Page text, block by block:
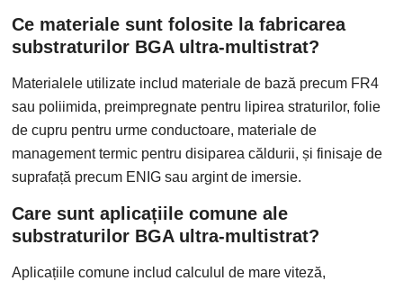
Ce materiale sunt folosite la fabricarea
substraturilor BGA ultra-multistrat?
Materialele utilizate includ materiale de bază precum FR4
sau poliimida, preimpregnate pentru lipirea straturilor, folie
de cupru pentru urme conductoare, materiale de
management termic pentru disiparea căldurii, și finisaje de
suprafață precum ENIG sau argint de imersie.
Care sunt aplicațiile comune ale
substraturilor BGA ultra-multistrat?
Aplicațiile comune includ calculul de mare viteză,